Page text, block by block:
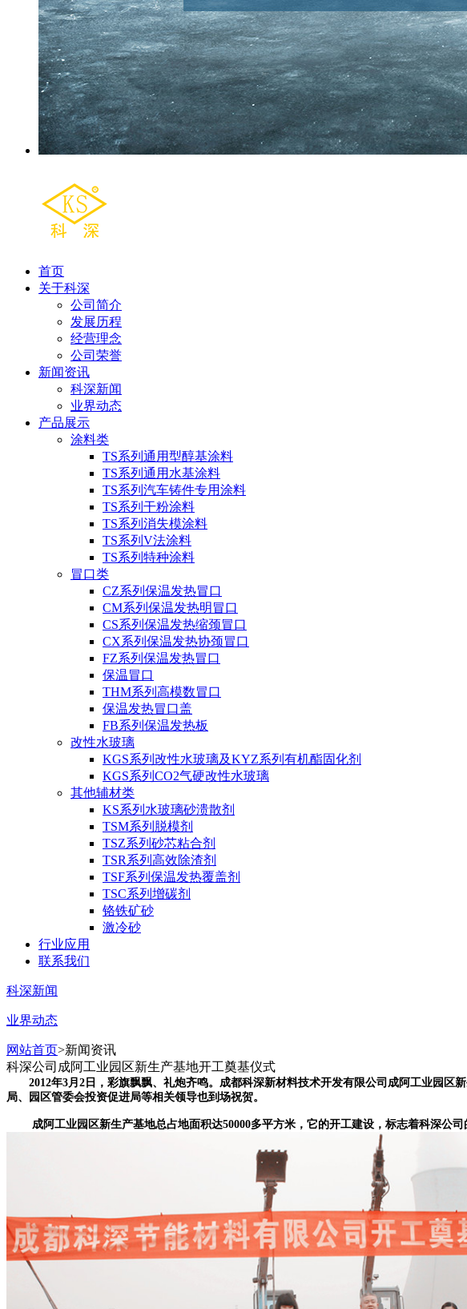
首页
关于科深
公司简介
发展历程
经营理念
公司荣誉
新闻资讯
科深新闻
业界动态
产品展示
涂料类
TS系列通用型醇基涂料
TS系列通用水基涂料
TS系列汽车铸件专用涂料
TS系列干粉涂料
TS系列消失模涂料
TS系列V法涂料
TS系列特种涂料
冒口类
CZ系列保温发热冒口
CM系列保温发热明冒口
CS系列保温发热缩颈冒口
CX系列保温发热协颈冒口
FZ系列保温发热冒口
保温冒口
THM系列高模数冒口
保温发热冒口盖
FB系列保温发热板
改性水玻璃
KGS系列改性水玻璃及KYZ系列有机酯固化剂
KGS系列CO2气硬改性水玻璃
其他辅材类
KS系列水玻璃砂溃散剂
TSM系列脱模剂
TSZ系列砂芯粘合剂
TSR系列高效除渣剂
TSF系列保温发热覆盖剂
TSC系列增碳剂
铬铁矿砂
激冷砂
行业应用
联系我们
科深新闻
业界动态
网站首页>新闻资讯
科深公司成阿工业园区新生产基地开工奠基仪式
2012年3月2日，彩旗飘飘、礼炮齐鸣。成都科深新材料技术开发有限公司成阿工业园区
局、园区管委会投资促进局等相关领导也到场祝贺。
成阿工业园区新生产基地总占地面积达50000多平方米，它的开工建设，标志着科深公司